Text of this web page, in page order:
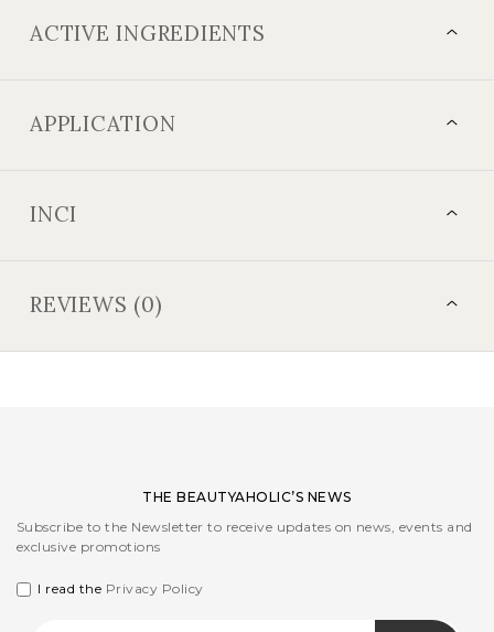
ACTIVE INGREDIENTS
APPLICATION
INCI
REVIEWS (0)
THE BEAUTYAHOLIC’S NEWS
Subscribe to the Newsletter to receive updates on news, events and
exclusive promotions
I read the Privacy Policy